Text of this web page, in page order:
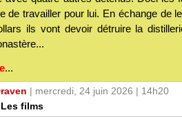
de travailler pour lui. En échange de
ils vont devoir détruire la
...
| mercredi, 24 juin 2026 | 14h20
Les films